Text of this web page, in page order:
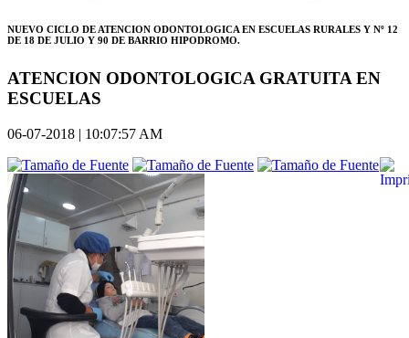
NUEVO CICLO DE ATENCION ODONTOLOGICA EN ESCUELAS RURALES Y Nº 12
DE 18 DE JULIO Y 90 DE BARRIO HIPODROMO.
ATENCION ODONTOLOGICA GRATUITA EN
ESCUELAS
06-07-2018 | 10:07:57 AM